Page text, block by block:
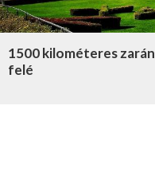
1500 kilométeres
felé